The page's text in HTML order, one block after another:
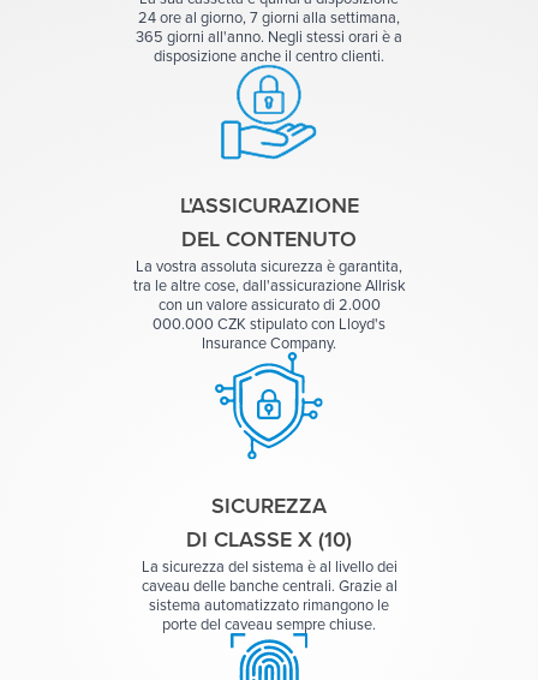
24 ore al giorno, 7 giorni alla settimana,
365 giorni all'anno. Negli stessi orari è a
disposizione anche il centro clienti.
L'ASSICURAZIONE
DEL CONTENUTO
La vostra assoluta sicurezza è garantita,
tra le altre cose, dall'assicurazione Allrisk
con un valore assicurato di 2.000‍
000.000 CZK stipulato con Lloyd's
Insurance Company.
SICUREZZA
DI CLASSE X (10)
La sicurezza del sistema è al livello dei
caveau delle banche centrali. Grazie al
sistema automatizzato rimangono le
porte del caveau sempre chiuse.